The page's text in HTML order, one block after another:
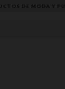
DE MODA Y